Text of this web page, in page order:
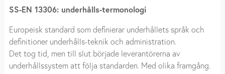
SS-EN 13306: underhålls-termonologi
Europeisk standard som definierar underhållets språk och
definitioner underhålls-teknik och administration.
Det tog tid, men till slut började leverantörerna av
underhållssystem att följa standarden. Med olika framgång.